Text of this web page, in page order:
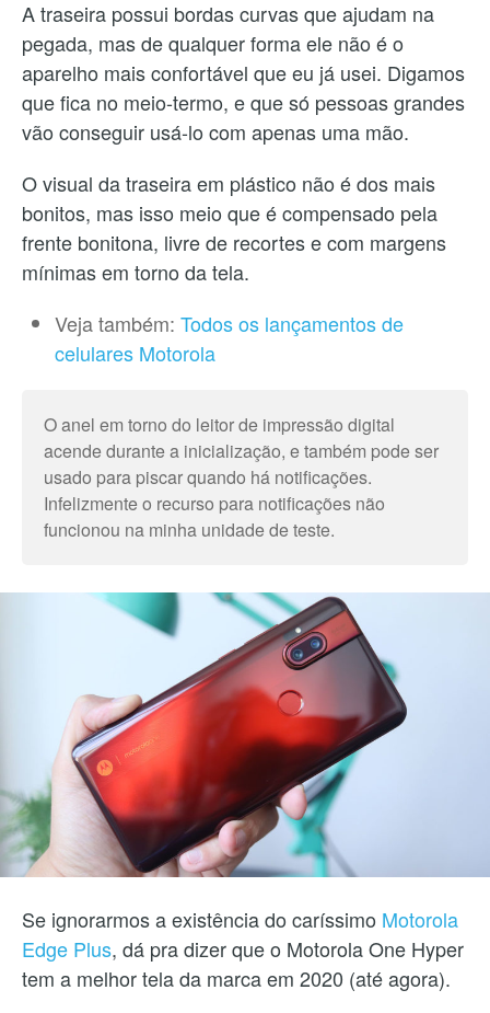
A traseira possui bordas curvas que ajudam na
pegada, mas de qualquer forma ele não é o
aparelho mais confortável que eu já usei. Digamos
que fica no meio-termo, e que só pessoas grandes
vão conseguir usá-lo com apenas uma mão.
O visual da traseira em plástico não é dos mais
bonitos, mas isso meio que é compensado pela
frente bonitona, livre de recortes e com margens
mínimas em torno da tela.
Veja também: Todos os lançamentos de
celulares Motorola
O anel em torno do leitor de impressão digital
acende durante a inicialização, e também pode ser
usado para piscar quando há notificações.
Infelizmente o recurso para notificações não
funcionou na minha unidade de teste.
Se ignorarmos a existência do caríssimo Motorola
Edge Plus, dá pra dizer que o Motorola One Hyper
tem a melhor tela da marca em 2020 (até agora).